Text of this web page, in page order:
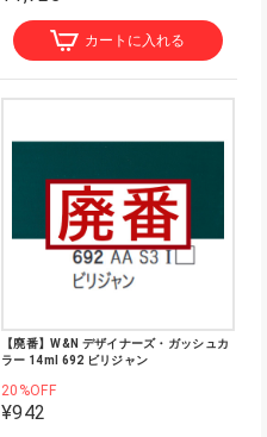
カートに入れる
【廃番】W&N デザイナーズ・ガッシュカ
ラー 14ml 692 ビリジャン
20%OFF
¥942